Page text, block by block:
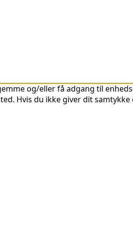
og/eller få adgang til
Hvis du ikke giver dit